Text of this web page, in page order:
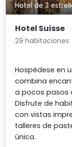
Hotel de 3
Hotel Suisse
29 habitaciones
Hospédese en
combina
a pocos pasos
Disfrute de
con vistas
talleres de
única.